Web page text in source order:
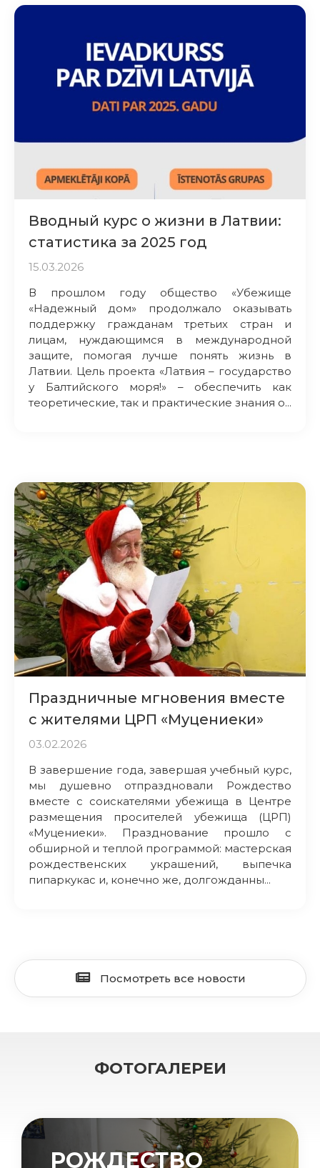
Вводный курс о жизни в Латвии:
статистика за 2025 год
15.03.2026
В прошлом году общество «Убежище
«Надежный дом» продолжало оказывать
поддержку гражданам третьих стран и
лицам, нуждающимся в международной
защите, помогая лучше понять жизнь в
Латвии. Цель проекта «Латвия – государство
у Балтийского моря!» – обеспечить как
теоретические, так и практические знания о...
Праздничные мгновения вместе
с жителями ЦРП «Муцениеки»
03.02.2026
В завершение года, завершая учебный курс,
мы душевно отпраздновали Рождество
вместе с соискателями убежища в Центре
размещения просителей убежища (ЦРП)
«Муцениеки». Празднование прошло с
обширной и теплой программой: мастерская
рождественских украшений, выпечка
пипаркукас и, конечно же, долгожданны...
Посмотреть все новости
ФОТОГАЛЕРЕИ
РОЖДЕСТВО